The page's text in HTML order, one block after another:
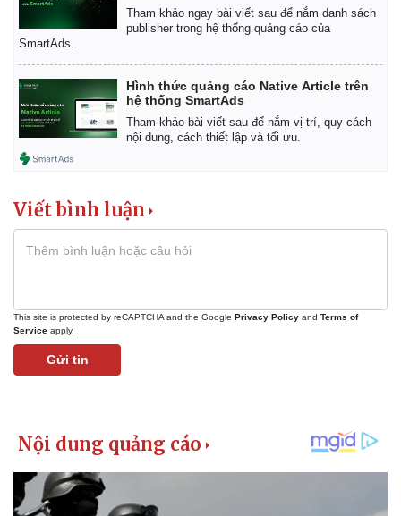
Khởi nghiệp
Tiêu dùng
Tham khảo ngay bài viết sau để nắm danh sách
publisher trong hệ thống quảng cáo của
SmartAds.
Hình thức quảng cáo Native Article trên
hệ thống SmartAds
Tham khảo bài viết sau để nắm vị trí, quy cách
nội dung, cách thiết lập và tối ưu.
Viết bình luận
This site is protected by reCAPTCHA and the Google Privacy Policy and Terms of
Service apply.
Gửi tin